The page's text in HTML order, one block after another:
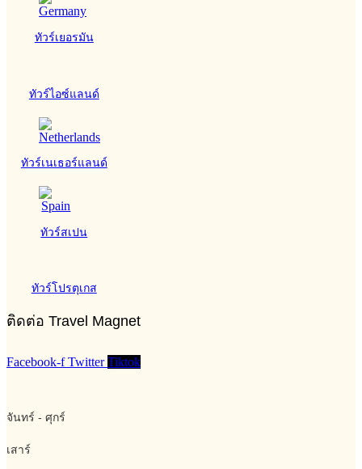
ทัวร์เยอรมัน
ทัวร์ไอซ์แลนด์
ทัวร์เนเธอร์แลนด์
ทัวร์สเปน
ทัวร์โปรตุเกส
ติดต่อ Travel Magnet
Facebook-f Twitter Tiktok
จันทร์ - ศุกร์
เสาร์